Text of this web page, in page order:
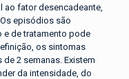
fator desencadeante,
episódios são
e de tratamento pode
os sintomas
2 semanas. Existem
da intensidade, do